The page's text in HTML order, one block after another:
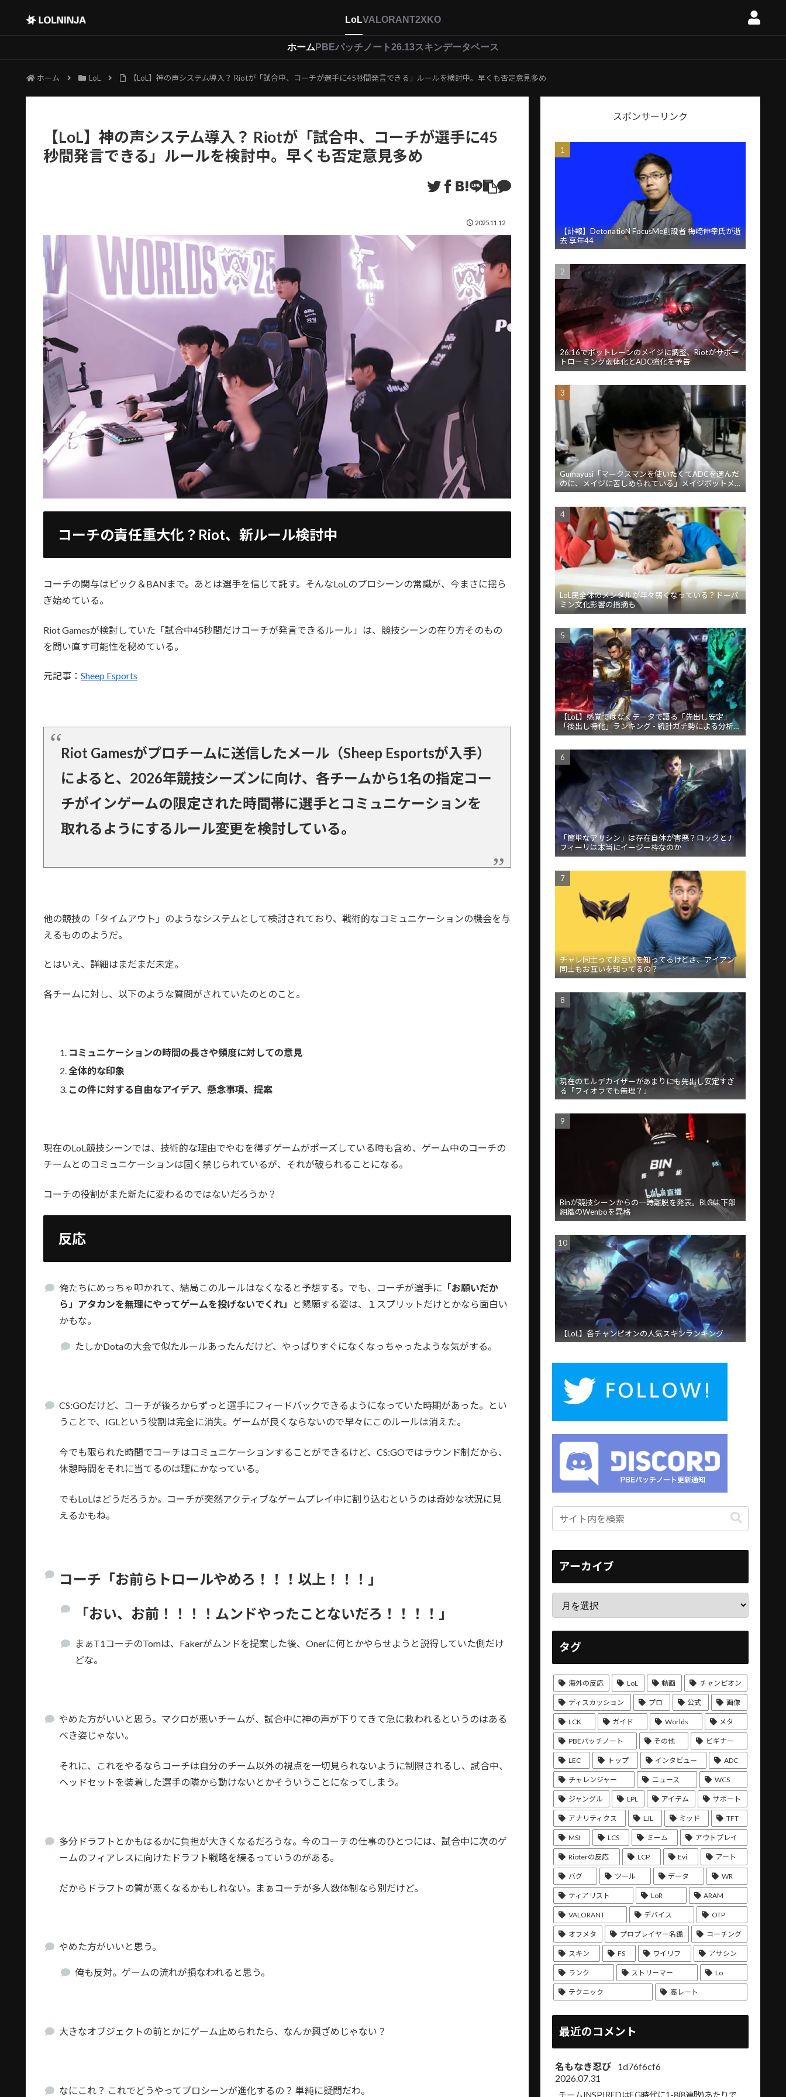
LoLVALORANT2XKO
ホーム PBEパッチノート26.13スキンデータベース
ホーム LoL 【LoL】神の声システム導入？ Riotが「試合中、コーチが選手に45秒間発言できる」ルールを検討中。早くも否定意見多め
【LoL】神の声システム導入？ Riotが「試合中、コーチが選手に45
秒間発言できる」ルールを検討中。早くも否定意見多め
2025.11.12
コーチの責任重大化？Riot、新ルール検討中
コーチの関与はピック＆BANまで。あとは選手を信じて託す。そんなLoLのプロシーンの常識が、今まさに揺ら
ぎ始めている。
Riot Gamesが検討していた「試合中45秒間だけコーチが発言できるルール」は、競技シーンの在り方そのもの
を問い直す可能性を秘めている。
元記事： Sheep Esports
Riot Gamesがプロチームに送信したメール（Sheep Esportsが入手）
によると、2026年競技シーズンに向け、各チームから1名の指定コー
チがインゲームの限定された時間帯に選手とコミュニケーションを
取れるようにするルール変更を検討している。
他の競技の「タイムアウト」のようなシステムとして検討されており、戦術的なコミュニケーションの機会を与
えるもののようだ。
とはいえ、詳細はまだまだ未定。
各チームに対し、以下のような質問がされていたのとのこと。
コミュニケーションの時間の長さや頻度に対しての意見
全体的な印象
この件に対する自由なアイデア、懸念事項、提案
現在のLoL競技シーンでは、技術的な理由でやむを得ずゲームがポーズしている時も含め、ゲーム中のコーチの
チームとのコミュニケーションは固く禁じられているが、それが破られることになる。
コーチの役割がまた新たに変わるのではないだろうか？
反応
俺たちにめっちゃ叩かれて、結局このルールはなくなると予想する。でも、コーチが選手に 「お願いだか
ら」アタカンを無理にやってゲームを投げないでくれ」
と懇願する姿は、１スプリットだけとかなら面白い
かもな。
たしかDotaの大会で似たルールあったんだけど、やっぱりすぐになくなっちゃったような気がする。
CS:GOだけど、コーチが後ろからずっと選手にフィードバックできるようになっていた時期があった。とい
うことで、IGLという役割は完全に消失。ゲームが良くならないので早々にこのルールは消えた。
今でも限られた時間でコーチはコミュニケーションすることができるけど、CS:GOではラウンド制だから、
休憩時間をそれに当てるのは理にかなっている。
でもLoLはどうだろうか。コーチが突然アクティブなゲームプレイ中に割り込むというのは奇妙な状況に見
えるかもね。
コーチ「お前らトロールやめろ！！！以上！！！」
「おい、お前！！！！ムンドやったことないだろ！！！！」
まぁT1コーチのTomは、Fakerがムンドを提案した後、Onerに何とかやらせようと説得していた側だけ
どな。
やめた方がいいと思う。マクロが悪いチームが、試合中に神の声が下りてきて急に救われるというのはある
べき姿じゃない。
それに、これをやるならコーチは自分のチーム以外の視点を一切見られないように制限されるし、試合中、
ヘッドセットを装着した選手の隣から動けないとかそういうことになってしまう。
多分ドラフトとかもはるかに負担が大きくなるだろうな。今のコーチの仕事のひとつには、試合中に次のゲ
ームのフィアレスに向けたドラフト戦略を練るっていうのがある。
だからドラフトの質が悪くなるかもしれない。まぁコーチが多人数体制なら別だけど。
やめた方がいいと思う。
俺も反対。ゲームの流れが損なわれると思う。
大きなオブジェクトの前とかにゲーム止められたら、なんか興ざめじゃない？
なにこれ？ これでどうやってプロシーンが進化するの？ 単純に疑問だわ。
スポンサーリンク
【訃報】DetonatioN FocusMe創設者 梅崎伸幸氏が逝
去 享年44
26.16でボットレーンのメイジに調整、Riotがサポー
トローミング弱体化とADC強化を予告
Gumayusi「マークスマンを使いたくてADCを選んだ
のに、メイジに苦しめられている」メイジボットメ
タに苦言
LoL民全体のメンタルが年々弱くなっている？ドーパ
ミン文化影響の指摘も
【LoL】感覚ではなくデータで語る「先出し安定」
「後出し特化」ランキング - 統計ガチ勢による分析が
話題
「簡単なアサシン」は存在自体が害悪？ロックとナ
フィーリは本当にイージー枠なのか
チャレ同士ってお互いを知ってるけどさ、アイアン
同士もお互いを知ってるの？
現在のモルデカイザーがあまりにも先出し安定すぎ
る「フィオラでも無理？」
Binが競技シーンからの一時離脱を発表。BLGは下部
組織のWenboを昇格
【LoL】各チャンピオンの人気スキンランキング
アーカイブ
タグ
海外の反応 LoL 動画 チャンピオン
ディスカッション プロ 公式 画像
LCK ガイド Worlds メタ
PBEパッチノート その他 ビギナー
LEC トップ インタビュー ADC
チャレンジャー ニュース WCS
ジャングル LPL アイテム サポート
アナリティクス LJL ミッド TFT
MSI LCS ミーム アウトプレイ
Rioterの反応 LCP Evi アート
バグ ツール データ WR
ティアリスト LoR ARAM
VALORANT デバイス OTP
オフメタ プロプレイヤー名鑑 コーチング
スキン FS ワイリフ アサシン
ランク ストリーマー Lo
テクニック 高レート
最近のコメント
名もなき忍び
1d76f6cf6
2026.07.31
チームINSPIREDはEG時代に1-8(8連敗)あたりで